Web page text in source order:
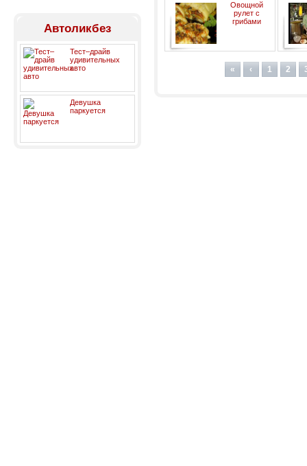
Автоликбез
Тест–драйв
удивительных
авто
Девушка
паркуется
Овощной
рулет с
грибами
« ‹ 1 2